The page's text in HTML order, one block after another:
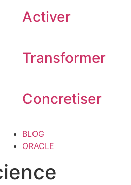
Activer
Transformer
Concretiser
BLOG
ORACLE